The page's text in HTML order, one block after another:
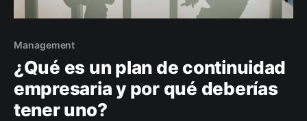
Management
¿Qué es un plan de continuidad
empresaria y por qué deberías
tener uno?